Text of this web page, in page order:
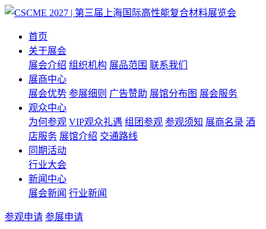
首页
关于展会
展会介绍 组织机构 展品范围 联系我们
展商中心
展会优势 参展细则 广告赞助 展馆分布图 展会服务
观众中心
为何参观 VIP观众礼遇 组团参观 参观须知 展商名录 酒
店服务 展馆介绍 交通路线
同期活动
行业大会
新闻中心
展会新闻 行业新闻
参观申请 参展申请